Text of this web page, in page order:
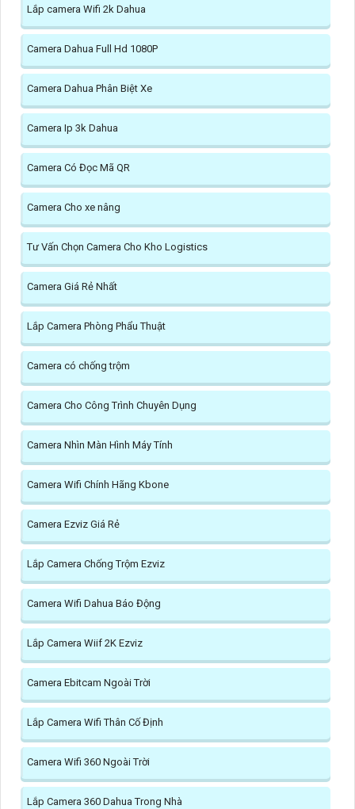
Lắp camera Wifi 2k Dahua
Camera Dahua Full Hd 1080P
Camera Dahua Phân Biệt Xe
Camera Ip 3k Dahua
Camera Có Đọc Mã QR
Camera Cho xe nâng
Tư Vấn Chọn Camera Cho Kho Logistics
Camera Giá Rẻ Nhất
Lắp Camera Phòng Phẩu Thuật
Camera có chống trộm
Camera Cho Công Trình Chuyên Dụng
Camera Nhìn Màn Hình Máy Tính
Camera Wifi Chính Hãng Kbone
Camera Ezviz Giá Rẻ
Lắp Camera Chống Trộm Ezviz
Camera Wifi Dahua Báo Động
Lắp Camera Wiif 2K Ezviz
Camera Ebitcam Ngoài Trời
Lắp Camera Wifi Thân Cố Định
Camera Wifi 360 Ngoài Trời
Lắp Camera 360 Dahua Trong Nhà